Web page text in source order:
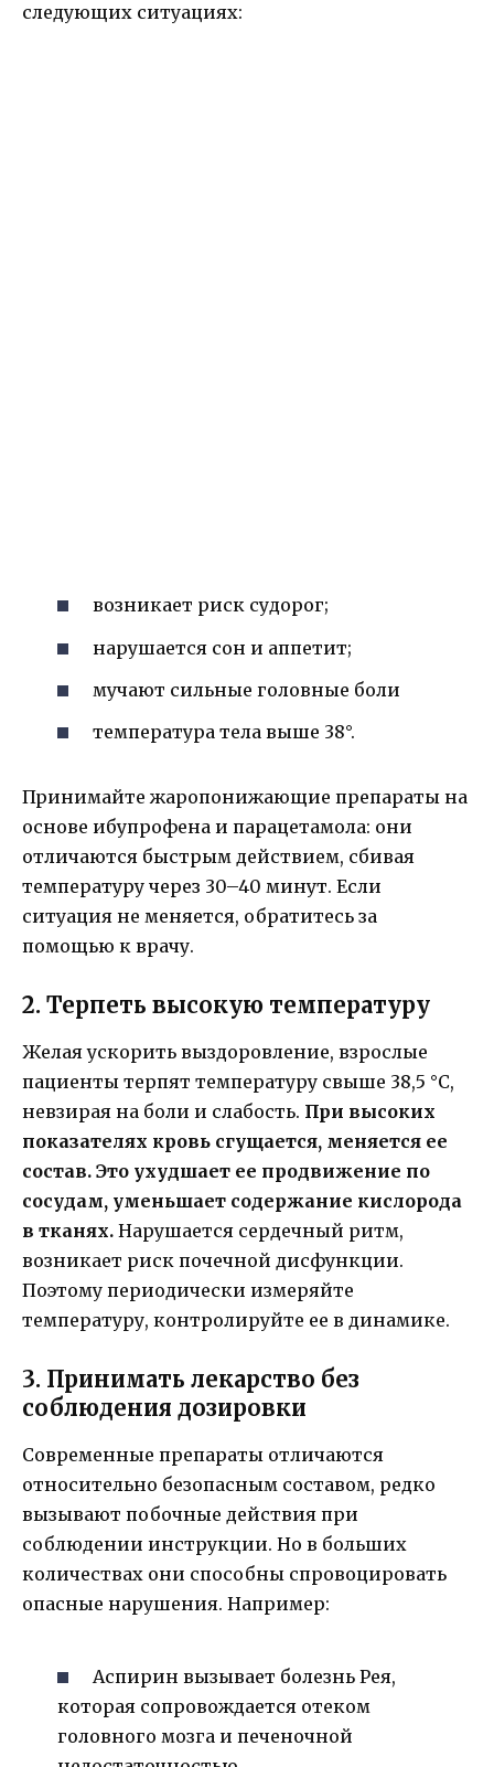
следующих ситуациях:
возникает риск судорог;
нарушается сон и аппетит;
мучают сильные головные боли
температура тела выше 38°.
Принимайте жаропонижающие препараты на
основе ибупрофена и парацетамола: они
отличаются быстрым действием, сбивая
температуру через 30–40 минут. Если
ситуация не меняется, обратитесь за
помощью к врачу.
2. Терпеть высокую температуру
Желая ускорить выздоровление, взрослые
пациенты терпят температуру свыше 38,5 °С,
невзирая на боли и слабость. При высоких
показателях кровь сгущается, меняется ее
состав. Это ухудшает ее продвижение по
сосудам, уменьшает содержание кислорода
в тканях. Нарушается сердечный ритм,
возникает риск почечной дисфункции.
Поэтому периодически измеряйте
температуру, контролируйте ее в динамике.
3. Принимать лекарство без
соблюдения дозировки
Современные препараты отличаются
относительно безопасным составом, редко
вызывают побочные действия при
соблюдении инструкции. Но в больших
количествах они способны спровоцировать
опасные нарушения. Например:
Аспирин вызывает болезнь Рея,
которая сопровождается отеком
головного мозга и печеночной